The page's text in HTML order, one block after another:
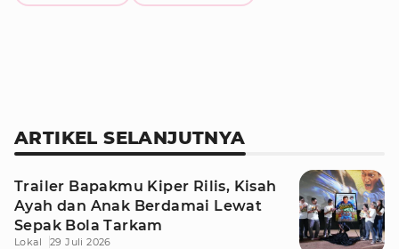
ARTIKEL SELANJUTNYA
Trailer Bapakmu Kiper Rilis, Kisah
Ayah dan Anak Berdamai Lewat
Sepak Bola Tarkam
Lokal 29 Juli 2026